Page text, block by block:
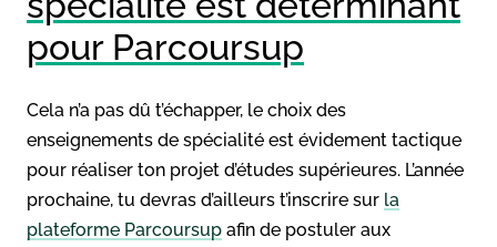
pour Parcoursup
Cela n’a pas dû t’échapper, le choix des
enseignements de spécialité est évidement tactique
pour réaliser ton projet d’études supérieures. L’année
prochaine, tu devras d’ailleurs t’inscrire sur la
plateforme Parcoursup afin de postuler aux